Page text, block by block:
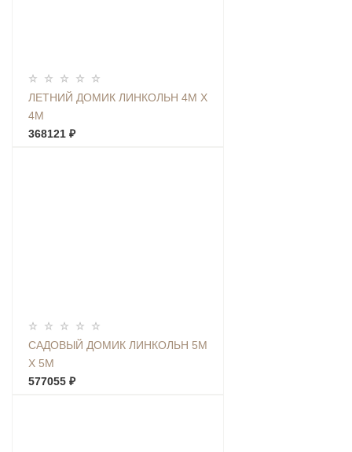
ЛЕТНИЙ ДОМИК ЛИНКОЛЬН 4М Х
4М
368121 ₽
САДОВЫЙ ДОМИК ЛИНКОЛЬН 5М
Х 5М
577055 ₽